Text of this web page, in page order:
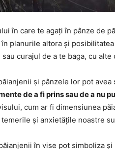
în care te agați în pânze de
planurile altora și
curajul de a te baga, cu
și pânzele lor pot
de a fi prins sau de a nu
cum ar fi dimensiunea
și anxietățile noastre
în vise pot simboliza